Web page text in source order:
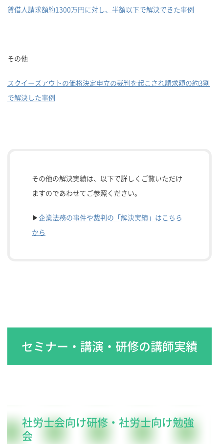
賃借人請求額約1300万円に対し、半額以下で解決できた事例
その他
スクイーズアウトの価格決定申立の裁判を起こされ請求額の約3割
で解決した事例
その他の解決実績は、以下で詳しくご覧いただけ
ますのであわせてご参照ください。
▶企業法務の事件や裁判の「解決実績」はこちら
から
セミナー・講演・研修の講師実績
社労士会向け研修・社労士向け勉強
会